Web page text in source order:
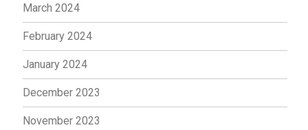
March 2024
February 2024
January 2024
December 2023
November 2023